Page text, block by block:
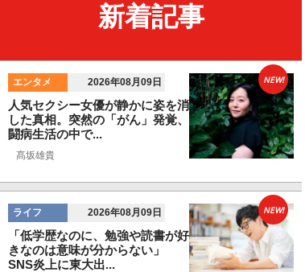
新着記事
エンタメ 2026年08月09日
人気セクシー女優が静かに姿を消
した真相。突然の「がん」発覚、
闘病生活の中で...
髙坂雄貴
NEW!
ライフ 2026年08月09日
「低学歴なのに、勉強や読書が好
きなのは意味が分からない」
SNS炎上に東大出...
NEW!